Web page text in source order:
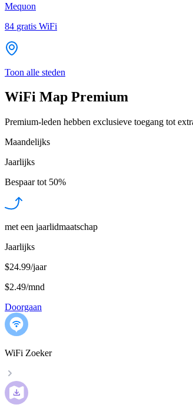
Mequon
84 gratis WiFi
Toon alle steden
WiFi Map Premium
Premium-leden hebben exclusieve toegang tot
Maandelijks
Jaarlijks
Bespaar tot 50%
met een jaarlidmaatschap
Jaarlijks
$24.99/jaar
$2.49/mnd
Doorgaan
WiFi Zoeker